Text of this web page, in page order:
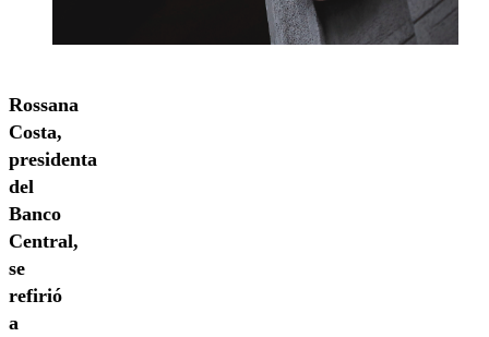
Rossana
Costa,
presidenta
del
Banco
Central,
se
refirió
a